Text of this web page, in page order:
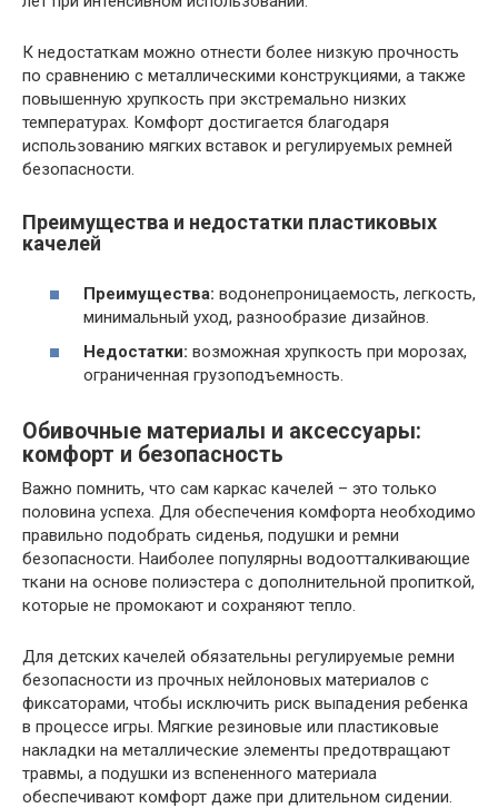
К недостаткам можно отнести более низкую прочность
по сравнению с металлическими конструкциями, а также
повышенную хрупкость при экстремально низких
температурах. Комфорт достигается благодаря
использованию мягких вставок и регулируемых ремней
безопасности.
Преимущества и недостатки пластиковых
качелей
Преимущества: водонепроницаемость, легкость,
минимальный уход, разнообразие дизайнов.
Недостатки: возможная хрупкость при морозах,
ограниченная грузоподъемность.
Обивочные материалы и аксессуары:
комфорт и безопасность
Важно помнить, что сам каркас качелей – это только
половина успеха. Для обеспечения комфорта необходимо
правильно подобрать сиденья, подушки и ремни
безопасности. Наиболее популярны водоотталкивающие
ткани на основе полиэстера с дополнительной пропиткой,
которые не промокают и сохраняют тепло.
Для детских качелей обязательны регулируемые ремни
безопасности из прочных нейлоновых материалов с
фиксаторами, чтобы исключить риск выпадения ребенка
в процессе игры. Мягкие резиновые или пластиковые
накладки на металлические элементы предотвращают
травмы, а подушки из вспененного материала
обеспечивают комфорт даже при длительном сидении.